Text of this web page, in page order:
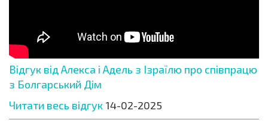
Відгук від Алекса і Адель з Ізраїлю про співпрацю
з Болгарський Дім
Читати весь відгук 14-02-2025